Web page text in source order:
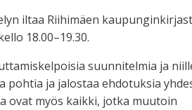
iltaa Riihimäen
18.00–19.30.
suunnitelmia ja
pohtia ja jalostaa ehdotuksia
ovat myös kaikki, jotka muutoin